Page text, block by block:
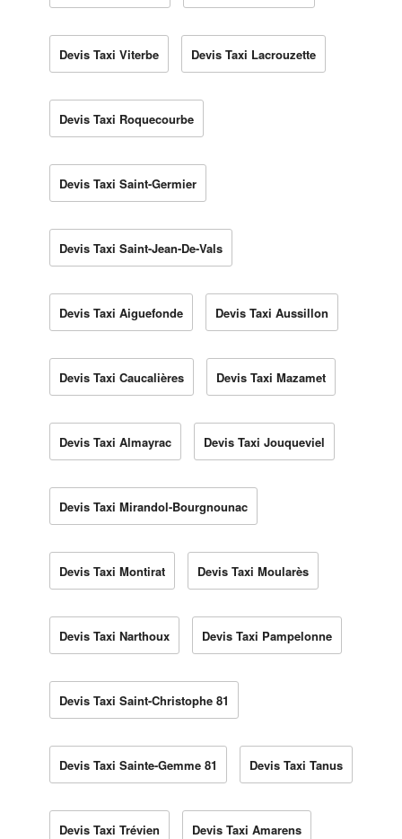
Devis Taxi Viterbe Devis Taxi Lacrouzette
Devis Taxi Roquecourbe
Devis Taxi Saint-Germier
Devis Taxi Saint-Jean-De-Vals
Devis Taxi Aiguefonde Devis Taxi Aussillon
Devis Taxi Caucalières Devis Taxi Mazamet
Devis Taxi Almayrac Devis Taxi Jouqueviel
Devis Taxi Mirandol-Bourgnounac
Devis Taxi Montirat Devis Taxi Moularès
Devis Taxi Narthoux Devis Taxi Pampelonne
Devis Taxi Saint-Christophe 81
Devis Taxi Sainte-Gemme 81 Devis Taxi Tanus
Devis Taxi Trévien Devis Taxi Amarens